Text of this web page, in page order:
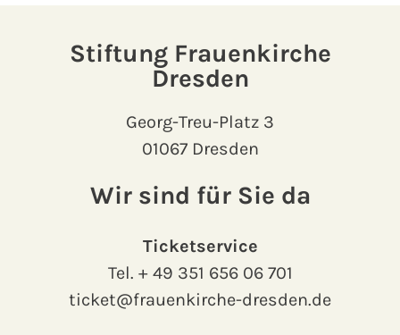
Stiftung Frauenkirche
Dresden
Georg-Treu-Platz 3
01067 Dresden
Wir sind für Sie da
Ticketservice
Tel. + 49 351 656 06 701
ticket@frauenkirche-dresden.de